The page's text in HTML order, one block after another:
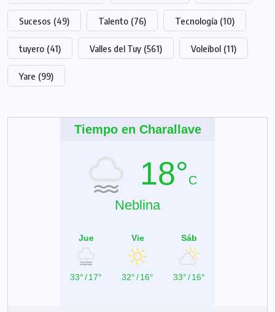
Sucesos (49) Talento (76) Tecnología (10)
tuyero (41) Valles del Tuy (561) Voleibol (11)
Yare (99)
Tiempo en Charallave
18°C
Neblina
Jue
33°/17°
Vie
32°/16°
Sáb
33°/16°